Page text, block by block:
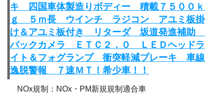
キ 四国車体製造りボディー 積載７５００ｋ
ｇ ５ｍ長 ウインチ ラジコン アユミ板掛
け＆アユミ板付き リターダ 坂道発進補助
バックカメラ ＥＴＣ２．０ ＬＥＤヘッドラ
イト＆フォグランプ 衝突軽減ブレーキ 車線
逸脱警報 ７速ＭＴ！希少車！！
NOx規制：NOx・PM新規規制適合車